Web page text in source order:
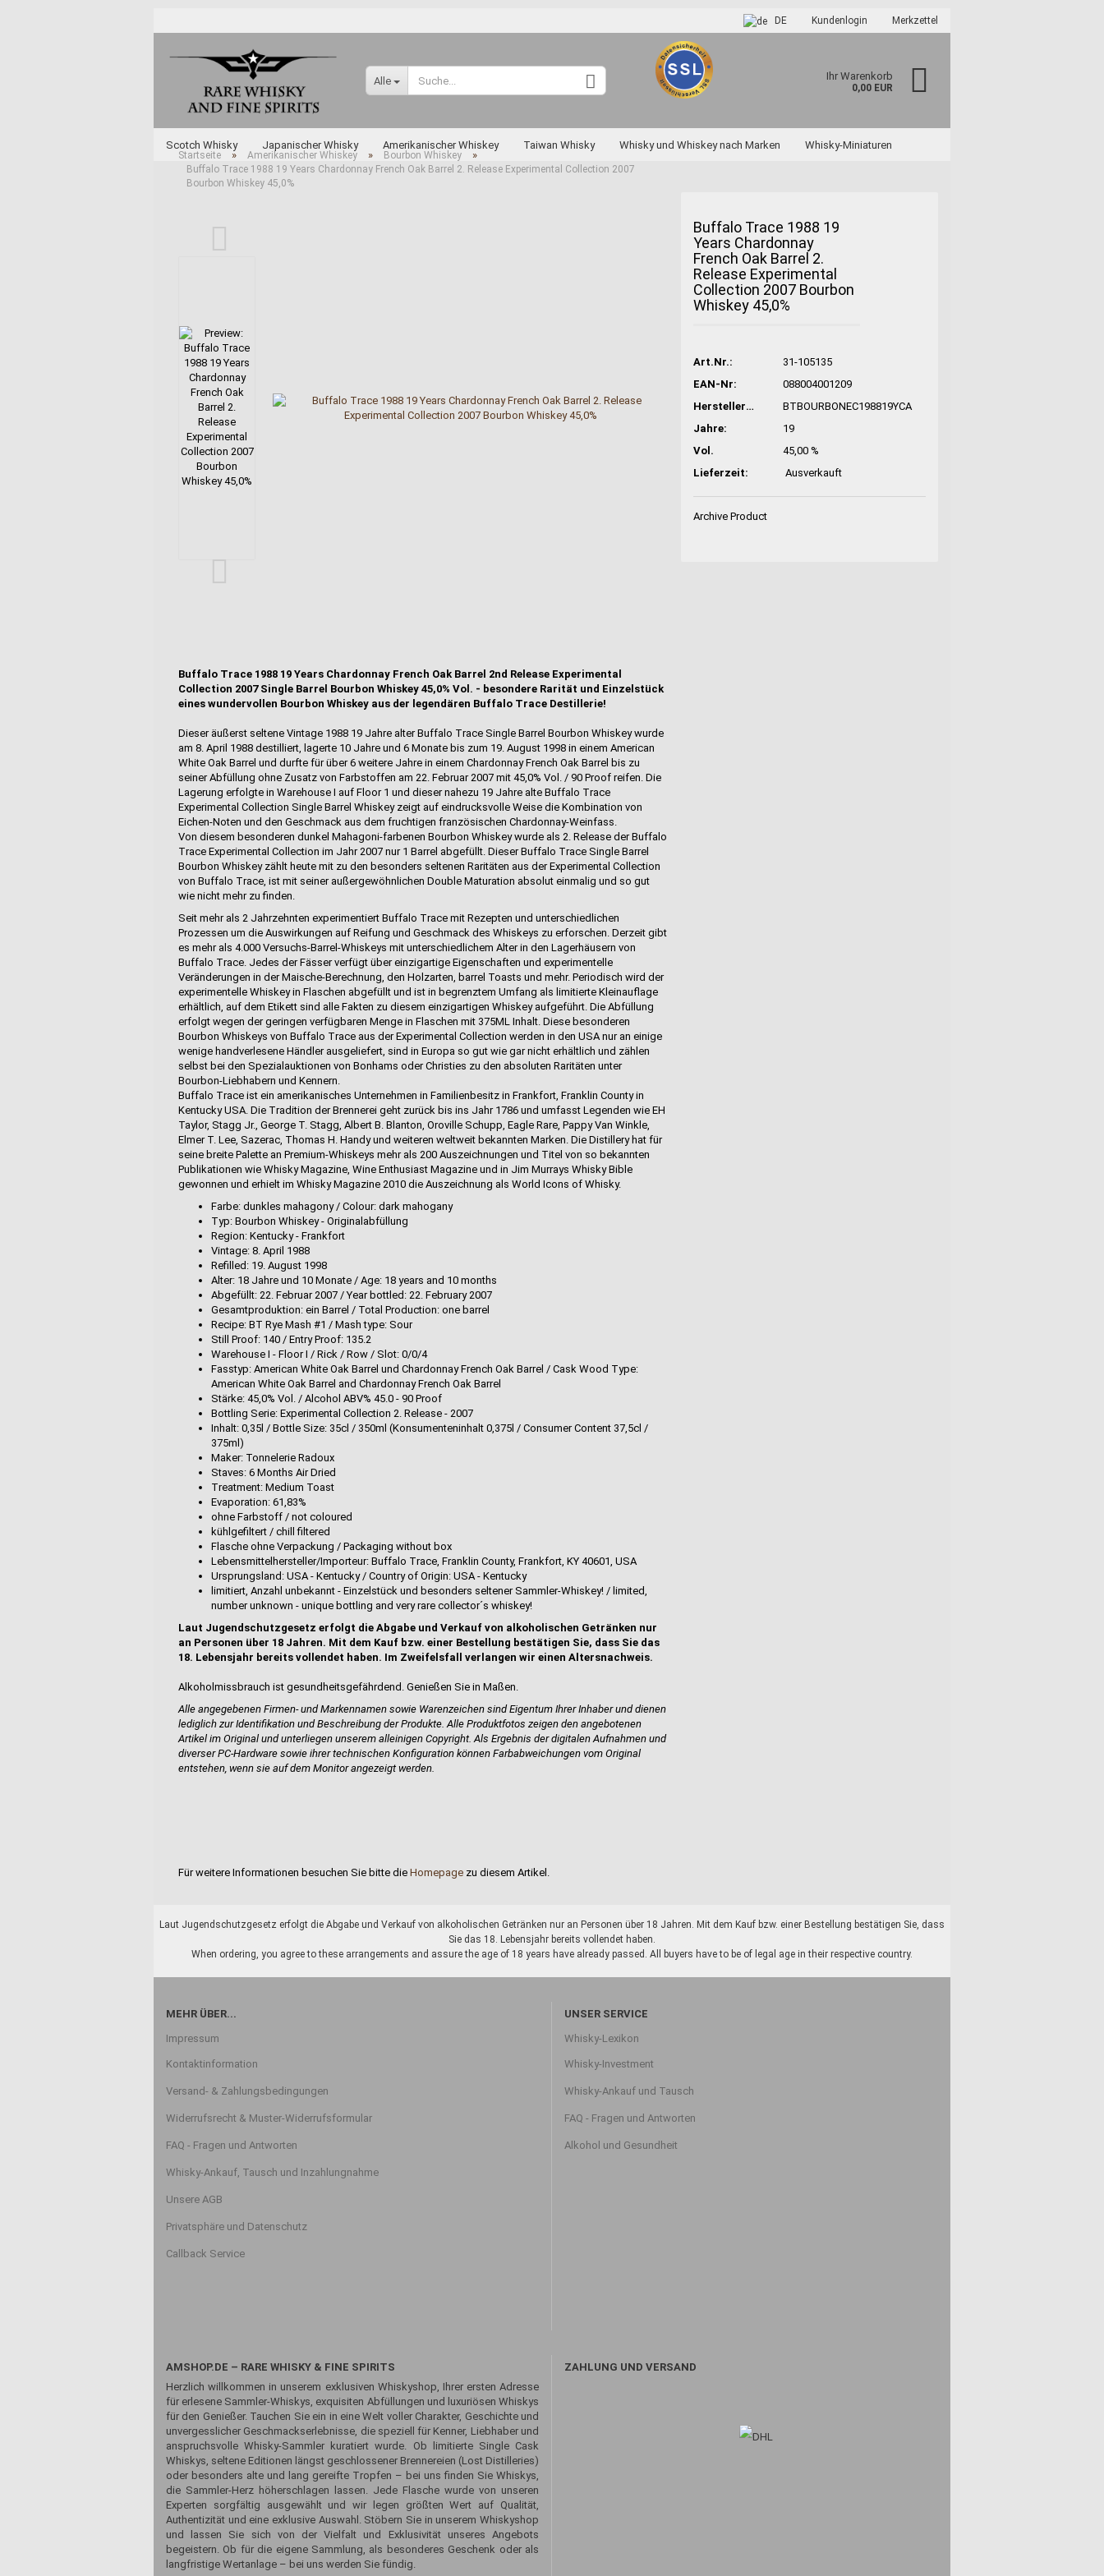
DE
Sprache auswählen
Kundenlogin
Konto erstellen
Passwort vergessen?
Merkzettel
Alle Ihr Warenkorb
0,00 EUR
Scotch Whisky Japanischer Whisky Amerikanischer Whiskey Taiwan Whisky Whisky und Whiskey nach Marken Whisky-Miniaturen
Unabhängige Abfüller Whisky und Whiskey nach Art und Sorten Diverse Raritäten
Startseite » Amerikanischer Whiskey » Bourbon Whiskey »
Buffalo Trace 1988 19 Years Chardonnay French Oak Barrel 2. Release Experimental Collection 2007
Bourbon Whiskey 45,0%
Buffalo Trace 1988 19
Years Chardonnay
French Oak Barrel 2.
Release Experimental
Collection 2007 Bourbon
Whiskey 45,0%
Art.Nr.:
31-105135
EAN-Nr:
088004001209
Hersteller-Nr:
BTBOURBONEC198819YCA
Jahre:
19
Vol.
45,00 %
Lieferzeit:
Ausverkauft
Archive Product
Buffalo Trace 1988 19 Years Chardonnay French Oak Barrel 2nd Release Experimental
Collection 2007 Single Barrel Bourbon Whiskey 45,0% Vol. - besondere Rarität und Einzelstück
eines wundervollen Bourbon Whiskey aus der legendären Buffalo Trace Destillerie!
Dieser äußerst seltene Vintage 1988 19 Jahre alter Buffalo Trace Single Barrel Bourbon Whiskey wurde
am 8. April 1988 destilliert, lagerte 10 Jahre und 6 Monate bis zum 19. August 1998 in einem American
White Oak Barrel und durfte für über 6 weitere Jahre in einem Chardonnay French Oak Barrel bis zu
seiner Abfüllung ohne Zusatz von Farbstoffen am 22. Februar 2007 mit 45,0% Vol. / 90 Proof reifen. Die
Lagerung erfolgte in Warehouse I auf Floor 1 und dieser nahezu 19 Jahre alte Buffalo Trace
Experimental Collection Single Barrel Whiskey zeigt auf eindrucksvolle Weise die Kombination von
Eichen-Noten und den Geschmack aus dem fruchtigen französischen Chardonnay-Weinfass.
Von diesem besonderen dunkel Mahagoni-farbenen Bourbon Whiskey wurde als 2. Release der Buffalo
Trace Experimental Collection im Jahr 2007 nur 1 Barrel abgefüllt. Dieser Buffalo Trace Single Barrel
Bourbon Whiskey zählt heute mit zu den besonders seltenen Raritäten aus der Experimental Collection
von Buffalo Trace, ist mit seiner außergewöhnlichen Double Maturation absolut einmalig und so gut
wie nicht mehr zu finden.
Seit mehr als 2 Jahrzehnten experimentiert Buffalo Trace mit Rezepten und unterschiedlichen
Prozessen um die Auswirkungen auf Reifung und Geschmack des Whiskeys zu erforschen. Derzeit gibt
es mehr als 4.000 Versuchs-Barrel-Whiskeys mit unterschiedlichem Alter in den Lagerhäusern von
Buffalo Trace. Jedes der Fässer verfügt über einzigartige Eigenschaften und experimentelle
Veränderungen in der Maische-Berechnung, den Holzarten, barrel Toasts und mehr. Periodisch wird der
experimentelle Whiskey in Flaschen abgefüllt und ist in begrenztem Umfang als limitierte Kleinauflage
erhältlich, auf dem Etikett sind alle Fakten zu diesem einzigartigen Whiskey aufgeführt. Die Abfüllung
erfolgt wegen der geringen verfügbaren Menge in Flaschen mit 375ML Inhalt. Diese besonderen
Bourbon Whiskeys von Buffalo Trace aus der Experimental Collection werden in den USA nur an einige
wenige handverlesene Händler ausgeliefert, sind in Europa so gut wie gar nicht erhältlich und zählen
selbst bei den Spezialauktionen von Bonhams oder Christies zu den absoluten Raritäten unter
Bourbon-Liebhabern und Kennern.
Buffalo Trace ist ein amerikanisches Unternehmen in Familienbesitz in Frankfort, Franklin County in
Kentucky USA. Die Tradition der Brennerei geht zurück bis ins Jahr 1786 und umfasst Legenden wie EH
Taylor, Stagg Jr., George T. Stagg, Albert B. Blanton, Oroville Schupp, Eagle Rare, Pappy Van Winkle,
Elmer T. Lee, Sazerac, Thomas H. Handy und weiteren weltweit bekannten Marken. Die Distillery hat für
seine breite Palette an Premium-Whiskeys mehr als 200 Auszeichnungen und Titel von so bekannten
Publikationen wie Whisky Magazine, Wine Enthusiast Magazine und in Jim Murrays Whisky Bible
gewonnen und erhielt im Whisky Magazine 2010 die Auszeichnung als World Icons of Whisky.
Farbe: dunkles mahagony / Colour: dark mahogany
Typ: Bourbon Whiskey - Originalabfüllung
Region: Kentucky - Frankfort
Vintage: 8. April 1988
Refilled: 19. August 1998
Alter: 18 Jahre und 10 Monate / Age: 18 years and 10 months
Abgefüllt: 22. Februar 2007 / Year bottled: 22. February 2007
Gesamtproduktion: ein Barrel / Total Production: one barrel
Recipe: BT Rye Mash #1 / Mash type: Sour
Still Proof: 140 / Entry Proof: 135.2
Warehouse I - Floor I / Rick / Row / Slot: 0/0/4
Fasstyp: American White Oak Barrel und Chardonnay French Oak Barrel / Cask Wood Type:
American White Oak Barrel and Chardonnay French Oak Barrel
Stärke: 45,0% Vol. / Alcohol ABV% 45.0 - 90 Proof
Bottling Serie: Experimental Collection 2. Release - 2007
Inhalt: 0,35l / Bottle Size: 35cl / 350ml (Konsumenteninhalt 0,375l / Consumer Content 37,5cl /
375ml)
Maker: Tonnelerie Radoux
Staves: 6 Months Air Dried
Treatment: Medium Toast
Evaporation: 61,83%
ohne Farbstoff / not coloured
kühlgefiltert / chill filtered
Flasche ohne Verpackung / Packaging without box
Lebensmittelhersteller/Importeur: Buffalo Trace, Franklin County, Frankfort, KY 40601, USA
Ursprungsland: USA - Kentucky / Country of Origin: USA - Kentucky
limitiert, Anzahl unbekannt - Einzelstück und besonders seltener Sammler-Whiskey! / limited,
number unknown - unique bottling and very rare collector´s whiskey!
Laut Jugendschutzgesetz erfolgt die Abgabe und Verkauf von alkoholischen Getränken nur
an Personen über 18 Jahren. Mit dem Kauf bzw. einer Bestellung bestätigen Sie, dass Sie das
18. Lebensjahr bereits vollendet haben. Im Zweifelsfall verlangen wir einen Altersnachweis.
Alkoholmissbrauch ist gesundheitsgefährdend. Genießen Sie in Maßen.
Alle angegebenen Firmen- und Markennamen sowie Warenzeichen sind Eigentum Ihrer Inhaber und dienen
lediglich zur Identifikation und Beschreibung der Produkte.Alle Produktfotos zeigen den angebotenen
Artikel im Original und unterliegen unserem alleinigen Copyright. Als Ergebnis der digitalen Aufnahmen und
diverser PC-Hardware sowie ihrer technischen Konfiguration können Farbabweichungen vom Original
entstehen, wenn sie auf dem Monitor angezeigt werden.
Für weitere Informationen besuchen Sie bitte die Homepage zu diesem Artikel.
Laut Jugendschutzgesetz erfolgt die Abgabe und Verkauf von alkoholischen Getränken nur an Personen über 18 Jahren. Mit dem Kauf bzw. einer Bestellung bestätigen Sie, dass
Sie das 18. Lebensjahr bereits vollendet haben.
When ordering, you agree to these arrangements and assure the age of 18 years have already passed. All buyers have to be of legal age in their respective country.
MEHR ÜBER...
Impressum
Kontaktinformation
Versand- & Zahlungsbedingungen
Widerrufsrecht & Muster-Widerrufsformular
FAQ - Fragen und Antworten
Whisky-Ankauf, Tausch und Inzahlungnahme
Unsere AGB
Privatsphäre und Datenschutz
Callback Service
UNSER SERVICE
Whisky-Lexikon
Whisky-Investment
Whisky-Ankauf und Tausch
FAQ - Fragen und Antworten
Alkohol und Gesundheit
AMSHOP.DE – RARE WHISKY & FINE SPIRITS
Herzlich willkommen in unserem exklusiven Whiskyshop, Ihrer ersten Adresse
für erlesene Sammler-Whiskys, exquisiten Abfüllungen und luxuriösen Whiskys
für den Genießer. Tauchen Sie ein in eine Welt voller Charakter, Geschichte und
unvergesslicher Geschmackserlebnisse, die speziell für Kenner, Liebhaber und
anspruchsvolle Whisky-Sammler kuratiert wurde. Ob limitierte Single Cask
Whiskys, seltene Editionen längst geschlossener Brennereien (Lost Distilleries)
oder besonders alte und lang gereifte Tropfen – bei uns finden Sie Whiskys,
die Sammler-Herz höherschlagen lassen. Jede Flasche wurde von unseren
Experten sorgfältig ausgewählt und wir legen größten Wert auf Qualität,
Authentizität und eine exklusive Auswahl. Stöbern Sie in unserem Whiskyshop
und lassen Sie sich von der Vielfalt und Exklusivität unseres Angebots
begeistern. Ob für die eigene Sammlung, als besonderes Geschenk oder als
langfristige Wertanlage – bei uns werden Sie fündig.
ZAHLUNG UND VERSAND